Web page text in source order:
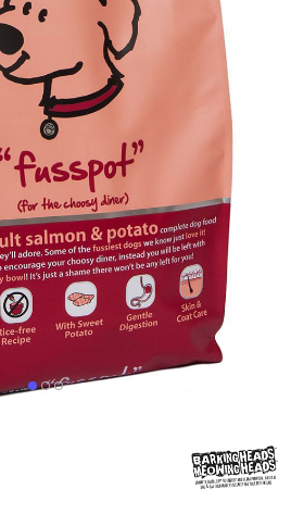
Музыкальные